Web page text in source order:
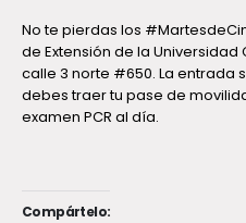
No te pierdas los
de Extensión de la
calle 3 norte #650. La entrada
debes traer tu pase de
examen PCR al día.
Compártelo: